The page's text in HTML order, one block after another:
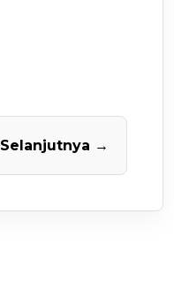
Selanjutnya →